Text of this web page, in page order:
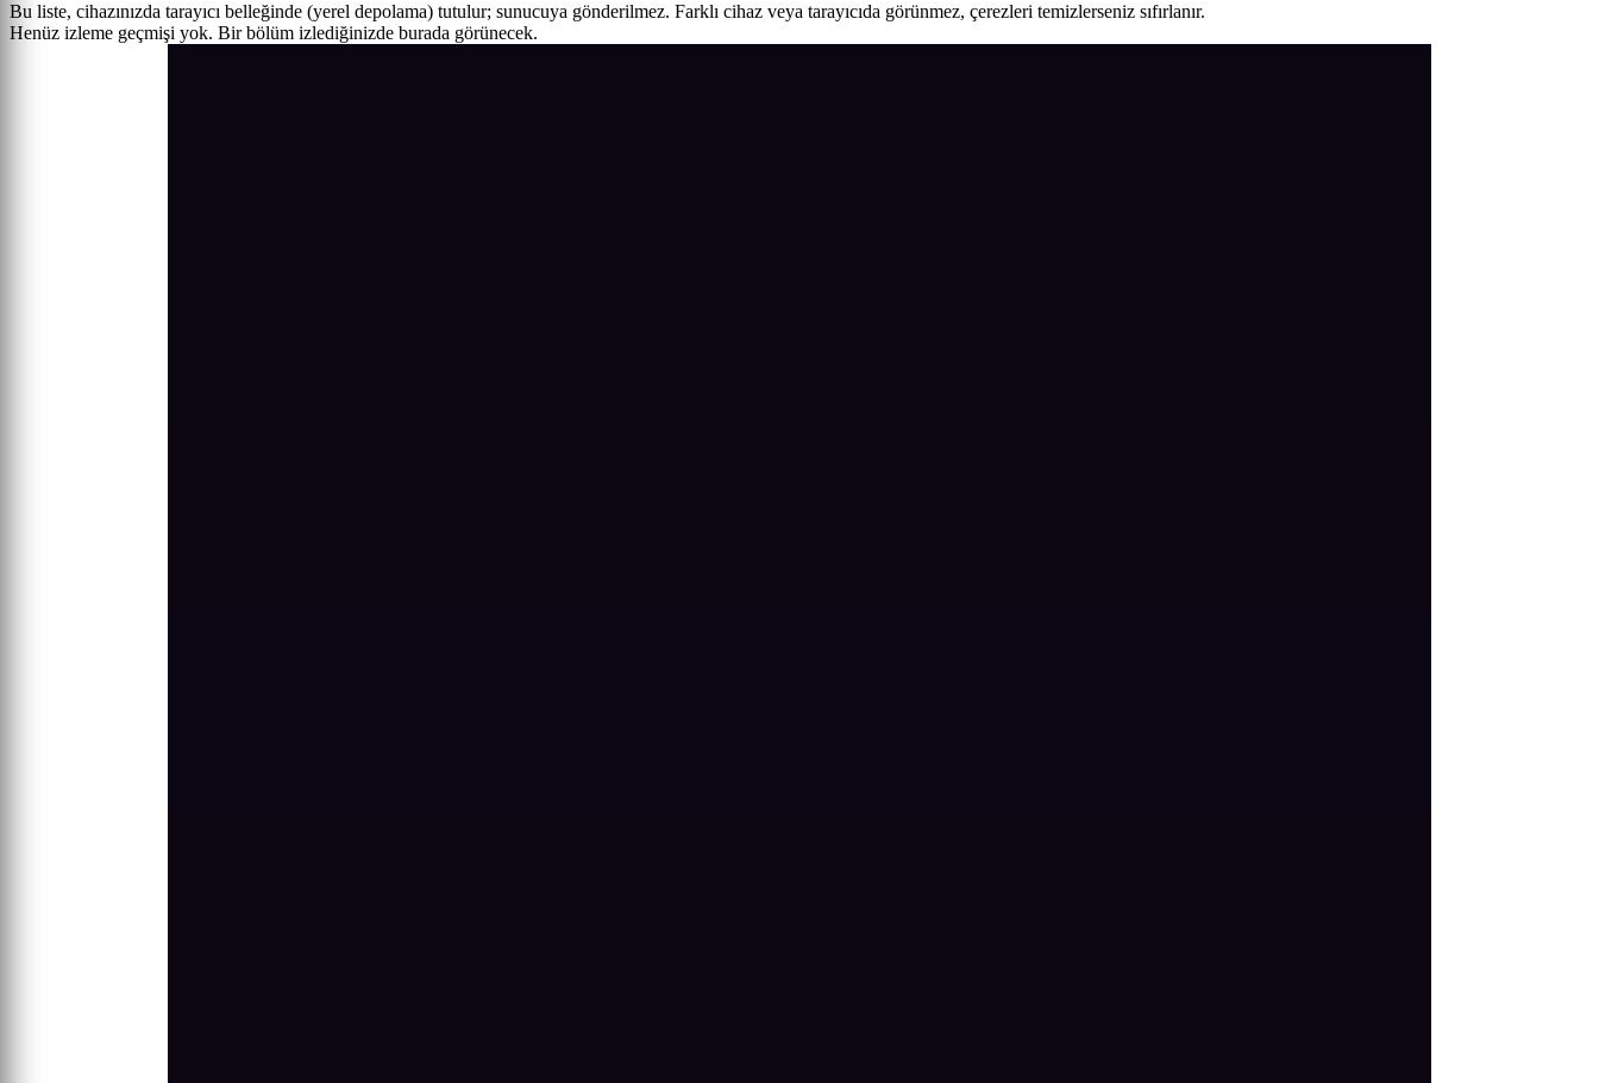
Bu liste, cihazınızda tarayıcı belleğinde (yerel depolama) tutulur; sunucuya gönderilmez. Farklı cihaz veya tarayıcıda görünmez, çerezleri temizlerseniz sıfırlanır.
Henüz izleme geçmişi yok. Bir bölüm izlediğinizde burada görünecek.